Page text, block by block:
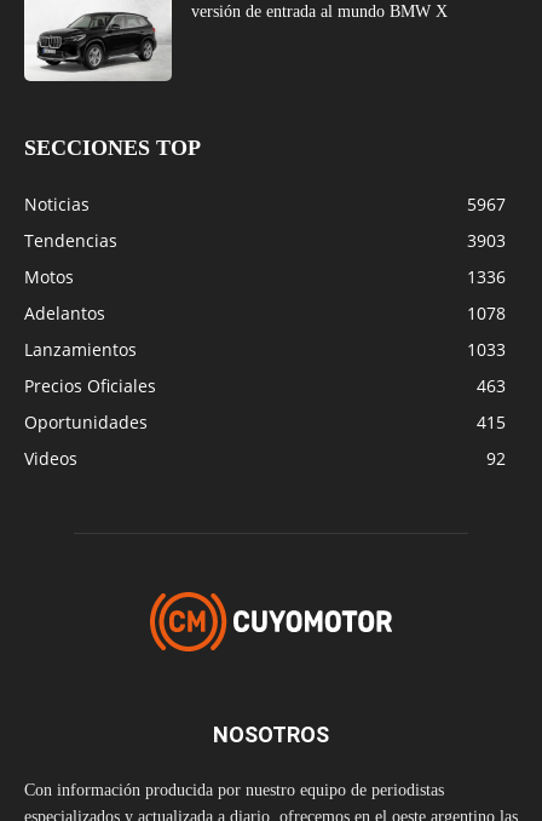
versión de entrada al mundo BMW X
SECCIONES TOP
Noticias
5967
Tendencias
3903
Motos
1336
Adelantos
1078
Lanzamientos
1033
Precios Oficiales
463
Oportunidades
415
Videos
92
NOSOTROS
Con información producida por nuestro equipo de periodistas
especializados y actualizada a diario, ofrecemos en el oeste argentino las